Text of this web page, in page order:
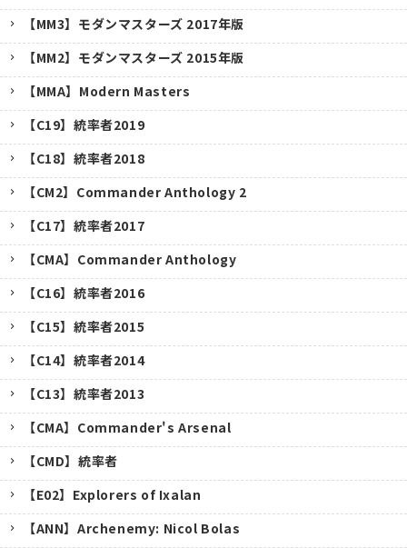
【MM3】モダンマスターズ 2017年版
【MM2】モダンマスターズ 2015年版
【MMA】Modern Masters
【C19】統率者2019
【C18】統率者2018
【CM2】Commander Anthology 2
【C17】統率者2017
【CMA】Commander Anthology
【C16】統率者2016
【C15】統率者2015
【C14】統率者2014
【C13】統率者2013
【CMA】Commander's Arsenal
【CMD】統率者
【E02】Explorers of Ixalan
【ANN】Archenemy: Nicol Bolas